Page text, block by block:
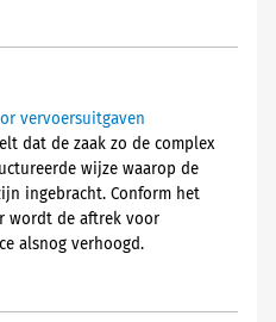
vervoersuitgaven
dat de zaak zo de complex
wijze waarop de
ingebracht. Conform het
wordt de aftrek voor
alsnog verhoogd.